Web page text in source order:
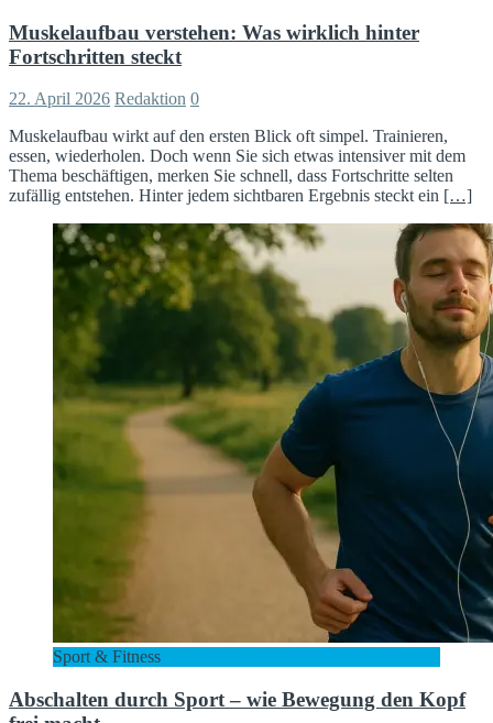
Muskelaufbau verstehen: Was wirklich hinter
Fortschritten steckt
22. April 2026 Redaktion 0
Muskelaufbau wirkt auf den ersten Blick oft simpel. Trainieren,
essen, wiederholen. Doch wenn Sie sich etwas intensiver mit dem
Thema beschäftigen, merken Sie schnell, dass Fortschritte selten
zufällig entstehen. Hinter jedem sichtbaren Ergebnis steckt ein […]
Sport & Fitness
Abschalten durch Sport – wie Bewegung den Kopf